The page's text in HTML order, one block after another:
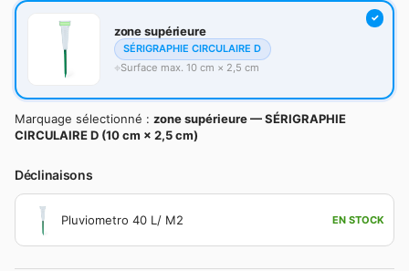
zone supérieure
SÉRIGRAPHIE CIRCULAIRE D
Surface max. 10 cm × 2,5 cm
Marquage sélectionné : zone supérieure — SÉRIGRAPHIE
CIRCULAIRE D (10 cm × 2,5 cm)
Déclinaisons
Pluviometro 40 L/ M2 EN STOCK